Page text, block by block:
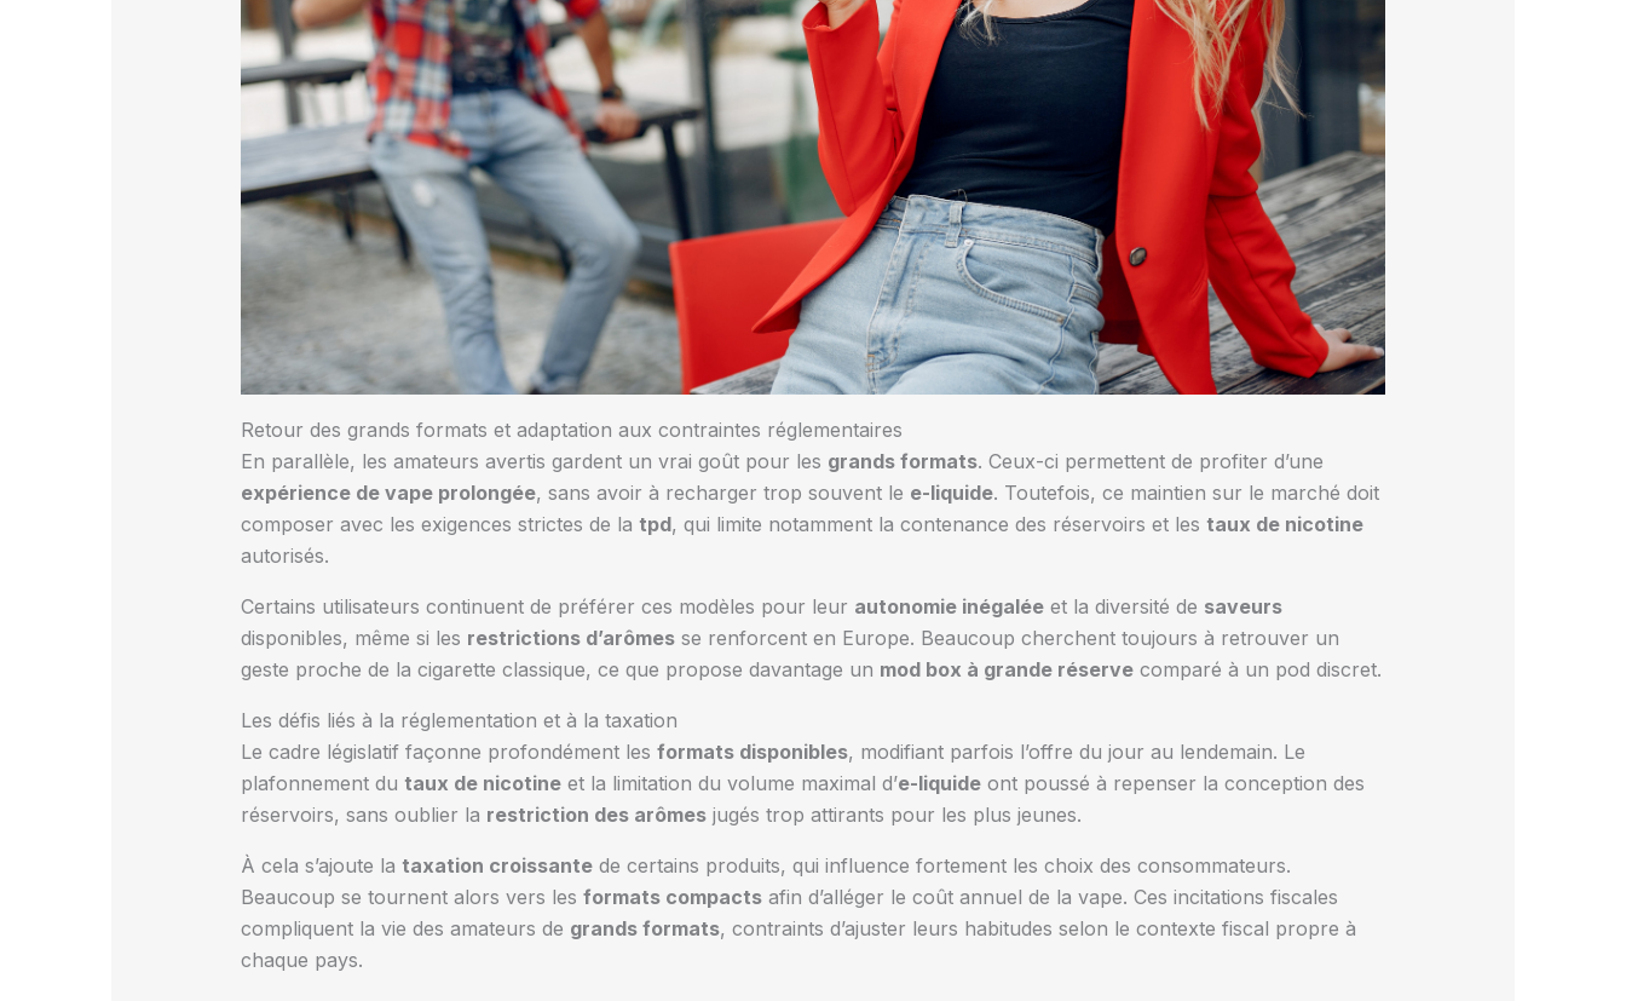
Retour des grands formats et adaptation aux contraintes réglementaires
En parallèle, les amateurs avertis gardent un vrai goût pour les grands formats. Ceux-ci permettent de profiter d’une
expérience de vape prolongée, sans avoir à recharger trop souvent le e-liquide. Toutefois, ce maintien sur le marché doit
composer avec les exigences strictes de la tpd, qui limite notamment la contenance des réservoirs et les taux de nicotine
autorisés.
Certains utilisateurs continuent de préférer ces modèles pour leur autonomie inégaléeet la diversité de saveurs
disponibles, même si les restrictions d’arômesse renforcent en Europe. Beaucoup cherchent toujours à retrouver un
geste proche de la cigarette classique, ce que propose davantage un mod box à grande réservecomparé à un pod discret.
Les défis liés à la réglementation et à la taxation
Le cadre législatif façonne profondément les formats disponibles, modifiant parfois l’offre du jour au lendemain. Le
plafonnement du taux de nicotineet la limitation du volume maximal d’e-liquideont poussé à repenser la conception des
réservoirs, sans oublier la restriction des arômesjugés trop attirants pour les plus jeunes.
À cela s’ajoute la taxation croissantede certains produits, qui influence fortement les choix des consommateurs.
Beaucoup se tournent alors vers les formats compactsafin d’alléger le coût annuel de la vape. Ces incitations fiscales
compliquent la vie des amateurs de grands formats, contraints d’ajuster leurs habitudes selon le contexte fiscal propre à
chaque pays.